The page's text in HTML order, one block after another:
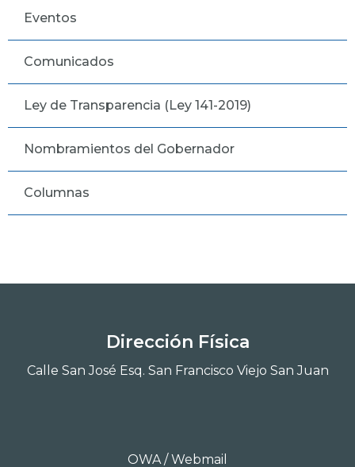
Eventos
Comunicados
Ley de Transparencia (Ley 141-2019)
Nombramientos del Gobernador
Columnas
Dirección Física
Calle San José Esq. San Francisco Viejo San Juan
OWA / Webmail